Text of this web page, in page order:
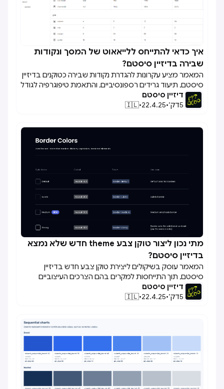

איך כדאי להתייחס ללייאאוט של המסך ונקודות
שבירה בדיזיין סיסטם?
המאמר מציע עקרונות להגדרת נקודות שבירה כטוקנים בדיזיין
סיסטם, תיעוד גרידים רספונסיביים, והתאמת טיפוגרפיה לגודל
המסך, במטרה לשמור על עקביות וחוויית משתמש טובה בכל
המכשירים.
דיזיין סיסטם
5דק׳•
22.4.25
•
🇮🇱

מתי נכון ליצור טוקן צבע theme חדש שלא נמצא
בדיזיין סיסטם?
המאמר עוסק בשיקולים ליצירת טוקן צבע חדש בדיזיין
סיסטם, תוך התייחסות למקרים בהם הצרכים העיצוביים
מצדיקים חריגה מהפלטה הקיימת, ומציע קווים מנחים לשמירה
על עקביות וניהול נכון של טוקנים.
דיזיין סיסטם
5דק׳•
22.4.25
•
🇮🇱